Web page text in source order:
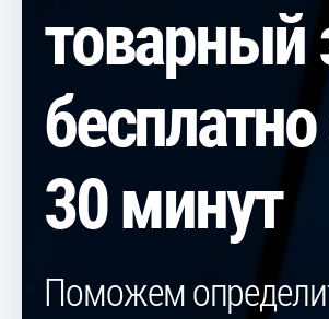
товарный
30 минут
Поможем